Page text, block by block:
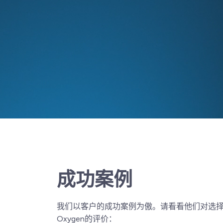
成功案例
我们以客户的成功案例为傲。请看看他们对选
Oxygen的评价：